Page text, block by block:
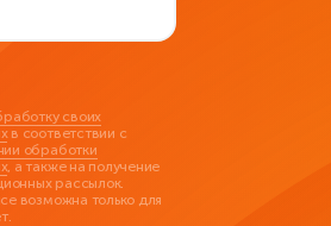
своих
в соответствии с
обработки
, а также на получение
рассылок.
возможна только для